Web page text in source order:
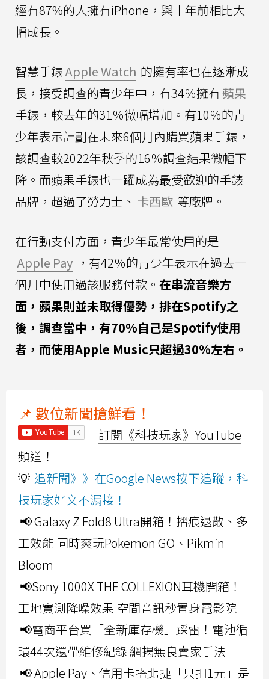
經有87%的人擁有iPhone，與十年前相比大
幅成長。
智慧手錶Apple Watch 的擁有率也在逐漸成
長，接受調查的青少年中，有34％擁有蘋果
手錶，較去年的31％微幅增加。有10％的青
少年表示計劃在未來6個月內購買蘋果手錶，
該調查較2022年秋季的16％調查結果微幅下
降。而蘋果手錶也一躍成為最受歡迎的手錶
品牌，超過了勞力士、 卡西歐 等廠牌。
在行動支付方面，青少年最常使用的是
Apple Pay ，有42％的青少年表示在過去一
個月中使用過該服務付款。 在串流音樂方
面，蘋果則並未取得優勢，排在Spotify之
後，調查當中，有70％自己是Spotify使用
者，而使用Apple Music只超過30%左右。
📌 數位新聞搶鮮看！
訂閱《科技玩家》YouTube
頻道！
💡 追新聞》》在Google News按下追蹤，科
技玩家好文不漏接！
📢 Galaxy Z Fold8 Ultra開箱！摺痕退散、多
工效能 同時爽玩Pokemon GO、Pikmin
Bloom
📢Sony 1000X THE COLLEXION耳機開箱！
工地實測降噪效果 空間音訊秒置身電影院
📢電商平台買「全新庫存機」踩雷！電池循
環44次還帶維修紀錄 網揭無良賣家手法
📢 Apple Pay、信用卡搭北捷「只扣1元」是